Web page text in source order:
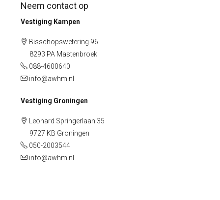
Neem contact op
Vestiging Kampen
Bisschopswetering 96
8293 PA Mastenbroek
088-4600640
info@awhm.nl
Vestiging Groningen
Leonard Springerlaan 35
9727 KB Groningen
050-2003544
info@awhm.nl